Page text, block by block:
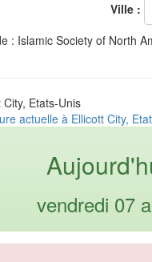
Ville :
: Islamic Society of North
Etats-Unis
actuelle à Ellicott City,
vendredi 07